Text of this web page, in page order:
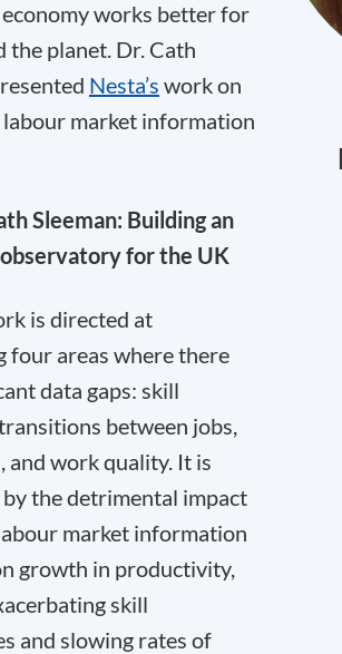
works better for
the planet. Dr. Cath
Nesta’s work on
market information
Sleeman: Building an
for the UK
is directed at
four areas where there
data gaps: skill
between jobs,
and work quality. It is
the detrimental impact
market information
growth in productivity,
skill
and slowing rates of